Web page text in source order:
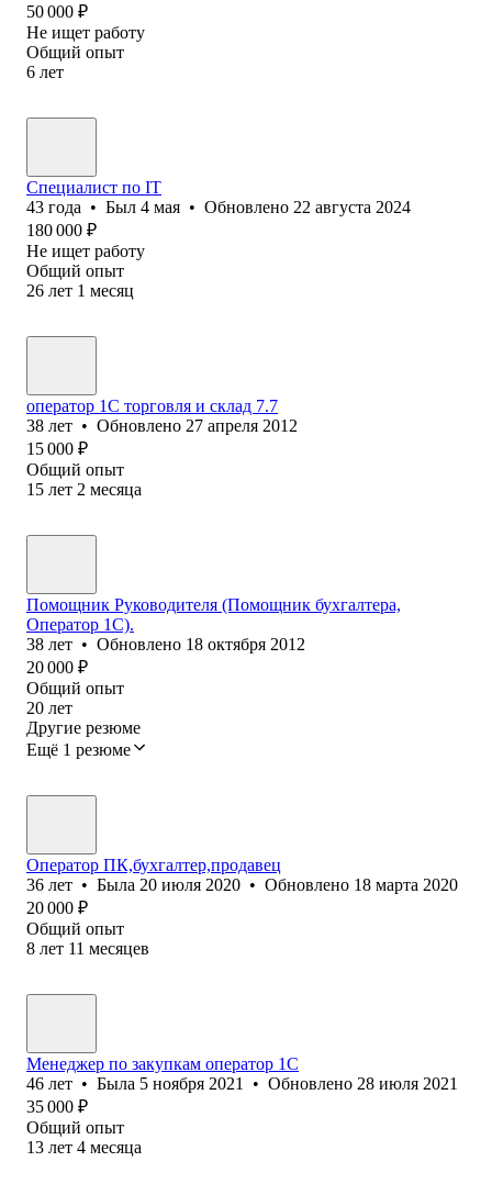
50 000 ₽
Не ищет работу
Общий опыт
6 лет
Специалист по IT
43 года • Был 4 мая • Обновлено 22 августа 2024
180 000 ₽
Не ищет работу
Общий опыт
26 лет 1 месяц
оператор 1C торговля и склад 7.7
38 лет • Обновлено 27 апреля 2012
15 000 ₽
Общий опыт
15 лет 2 месяца
Помощник Руководителя (Помощник бухгалтера,
Оператор 1С).
38 лет • Обновлено 18 октября 2012
20 000 ₽
Общий опыт
20 лет
Другие резюме
Ещё 1 резюме
Оператор ПК,бухгалтер,продавец
36 лет • Была 20 июля 2020 • Обновлено 18 марта 2020
20 000 ₽
Общий опыт
8 лет 11 месяцев
Менеджер по закупкам оператор 1С
46 лет • Была 5 ноября 2021 • Обновлено 28 июля 2021
35 000 ₽
Общий опыт
13 лет 4 месяца